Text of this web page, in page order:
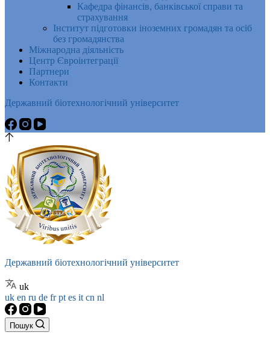
Кафедра фінансів, банківської справи та
страхування
Інститут підготовки іноземних громадян та осіб
без громадянства
Міжнародна діяльність
Центр Євроінтеграції
Партнери
Контакти
Державний біотехнологічний університет
Державний біотехнологічний університет
uk
uk en ru de frpt es it cn nl
Пошук